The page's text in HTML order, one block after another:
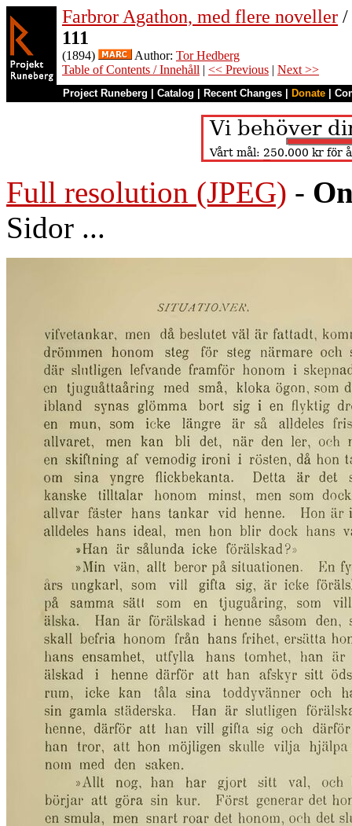
Farbror Agathon, med flere noveller /
111
(1894) Author: Tor Hedberg
Table of Contents / Innehåll | << Previous | Next >>
Project Runeberg Catalog Recent Changes Donate
Full resolution (JPEG) -
Sidor ...